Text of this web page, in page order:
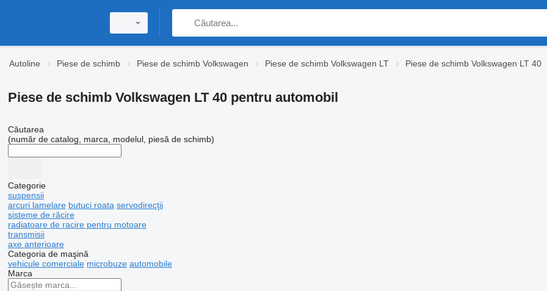
Autoline Piese de schimb Piese de schimb Volkswagen Piese de schimb Volkswagen LT Piese de schimb Volkswagen LT 40
Piese de schimb Volkswagen LT 40 pentru automobil
Căutarea
(număr de catalog, marca, modelul, piesă de schimb)
Categorie
suspensii
arcuri lamelare butuci roata servodirecţii
sisteme de răcire
radiatoare de racire pentru motoare
transmisii
axe anterioare
Categoria de maşină
vehicule comerciale microbuze automobile
Marca